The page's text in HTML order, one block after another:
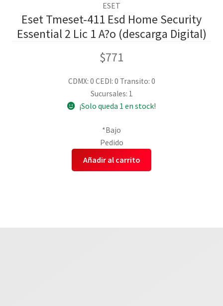
ESET
Eset Tmeset-411 Esd Home Security
Essential 2 Lic 1 A?o (descarga Digital)
$771
CDMX: 0 CEDI: 0 Transito: 0
Sucursales: 1
¡Solo queda 1 en stock!
*Bajo
Pedido
Añadir al carrito